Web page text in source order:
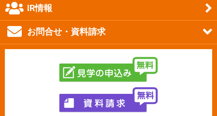
IR情報
お問合せ・資料請求